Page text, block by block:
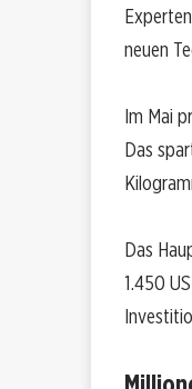
neuen
Im Mai
Das
Das
1.450